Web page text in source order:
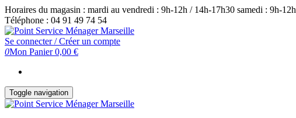
Skip
to
the
content
Horaires du magasin : mardi au vendredi : 9h-12h / 14h-17h30 samedi : 9h-12h
Téléphone : 04 91 49 74 54
Se connecter / Créer un compte
0Mon Panier0,00 €
Toggle navigation